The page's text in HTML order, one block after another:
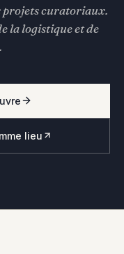
projets curatoriaux.
la logistique et de
lieu